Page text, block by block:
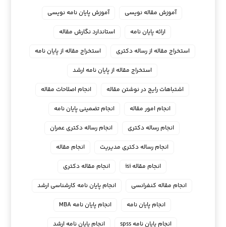
آموزش مقاله نویسی
آموزش پایان نامه نویسی
ارائه پایان نامه
استاندارد نگارش مقاله
استخراج مقاله از رساله دکتری
استخراج مقاله از پایان نامه
استخراج مقاله از پایان نامه ارشد
اشتباهات رایج در نوشتن مقاله
انجام اصلاحات مقاله
انجام امور مقاله
انجام تضمینی پایان نامه
انجام رساله دکتری
انجام رساله دکتری عمران
انجام رساله دکتری مدیریت
انجام مقاله
انجام مقاله isi
انجام مقاله دکتری
انجام مقاله کنفرانسی
انجام پايان نامه كارشناسي ارشد
انجام پایان نامه
انجام پایان نامه MBA
انجام پایان نامه spss
انجام پایان نامه ارشد